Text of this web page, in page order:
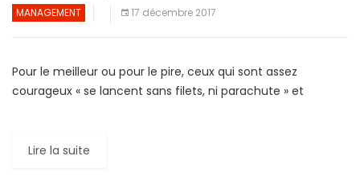
MANAGEMENT 17 décembre 2017
Pour le meilleur ou pour le pire, ceux qui sont assez
courageux « se lancent sans filets, ni parachute » et
Lire la suite